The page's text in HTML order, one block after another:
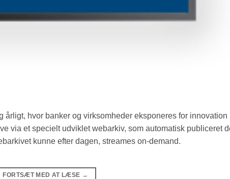
årligt, hvor banker og virksomheder eksponeres for innovation
via et specielt udviklet webarkiv, som automatisk publiceret
kunne efter dagen, streames on-demand.
FORTSÆT MED AT LÆSE →